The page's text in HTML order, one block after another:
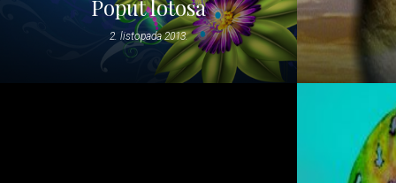
Poput lotosa
2. listopada 2013.